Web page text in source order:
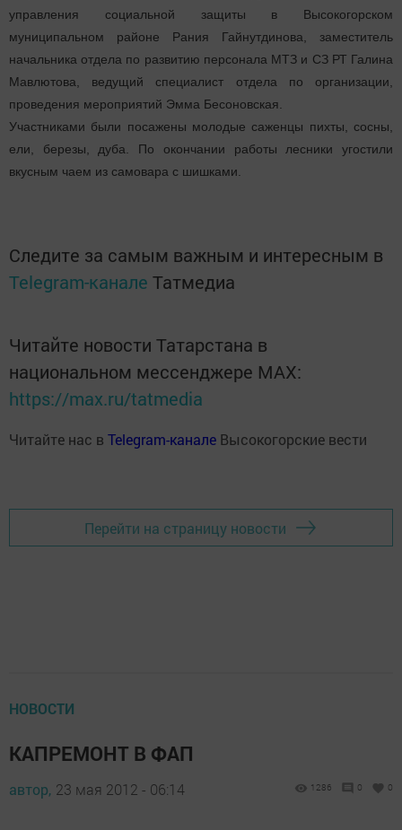
управления социальной защиты в Высокогорском
муниципальном районе Рания Гайнутдинова, заместитель
начальника отдела по развитию персонала МТЗ и СЗ РТ Галина
Мавлютова, ведущий специалист отдела по организации,
проведения мероприятий Эмма Бесоновская.
Участниками были посажены молодые саженцы пихты, сосны,
ели, березы, дуба. По окончании работы лесники угостили
вкусным чаем из самовара с шишками.
Следите за самым важным и интересным в
Telegram-канале Татмедиа
Читайте новости Татарстана в
национальном мессенджере MАХ:
https://max.ru/tatmedia
Читайте нас в Telegram-канале Высокогорские вести
Перейти на страницу новости
НОВОСТИ
КАПРЕМОНТ В ФАП
автор, 23 мая 2012 - 06:14 1286 0 0